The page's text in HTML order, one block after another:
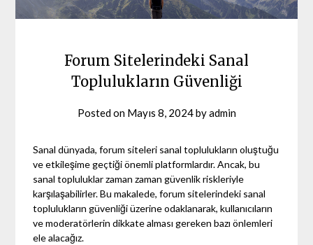
Forum Sitelerindeki Sanal
Toplulukların Güvenliği
Posted on Mayıs 8, 2024byadmin
Sanal dünyada, forum siteleri sanal toplulukların oluştuğu
ve etkileşime geçtiği önemli platformlardır. Ancak, bu
sanal topluluklar zaman zaman güvenlik riskleriyle
karşılaşabilirler. Bu makalede, forum sitelerindeki sanal
toplulukların güvenliği üzerine odaklanarak, kullanıcıların
ve moderatörlerin dikkate alması gereken bazı önlemleri
ele alacağız.